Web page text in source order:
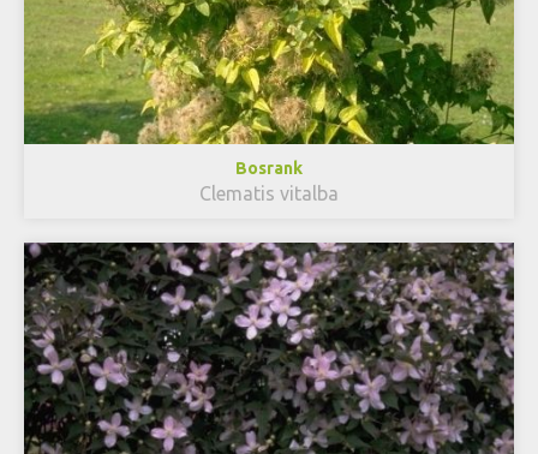
Bosrank
Clematis vitalba